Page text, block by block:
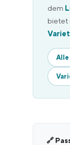
dem
bietet
🔗